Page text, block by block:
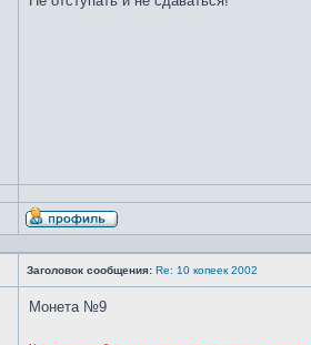
Заголовок сообщения: Re: 10 копеек 2002
Монета №9